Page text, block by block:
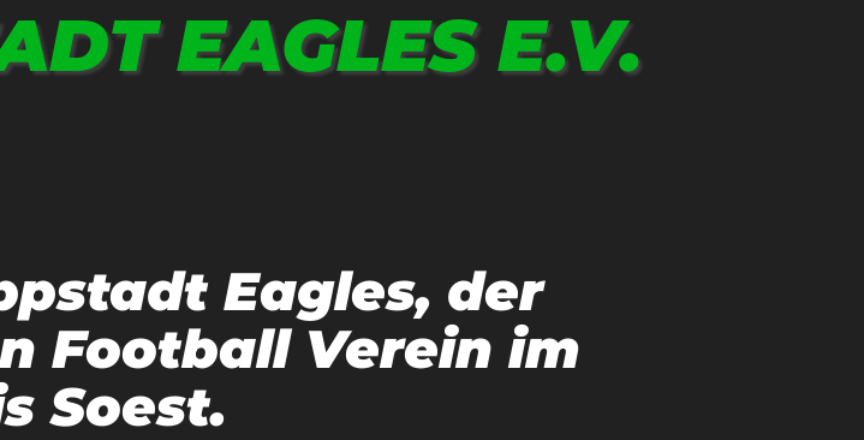
EAGLES E.V.
Eagles, der
Football Verein im
Soest.